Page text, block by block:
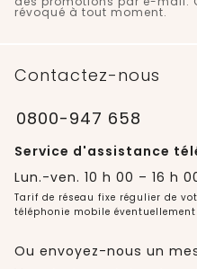
révoqué à tout moment.
Contactez-nous
0800-947 658
Service d'assistance
Lun.-ven. 10 h 00 – 16 h
Tarif de réseau fixe régulier de
téléphonie mobile
Ou envoyez-nous un